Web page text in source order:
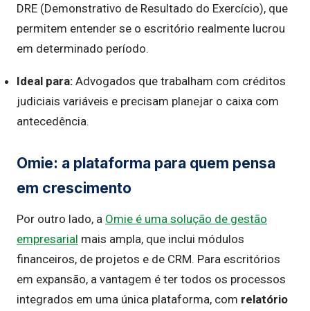
DRE (Demonstrativo de Resultado do Exercício), que
permitem entender se o escritório realmente lucrou
em determinado período.
Ideal para: Advogados que trabalham com créditos
judiciais variáveis e precisam planejar o caixa com
antecedência.
Omie: a plataforma para quem pensa
em crescimento
Por outro lado, a Omie é uma solução de gestão
empresarial mais ampla, que inclui módulos
financeiros, de projetos e de CRM. Para escritórios
em expansão, a vantagem é ter todos os processos
integrados em uma única plataforma, com relatório